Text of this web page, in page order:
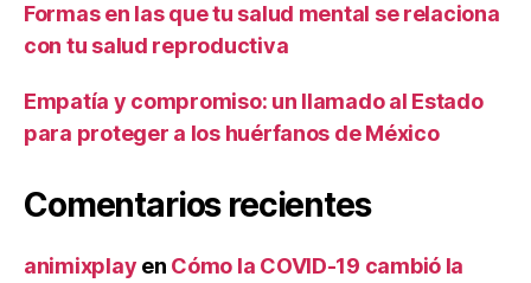
Formas en las que tu salud mental se relaciona
con tu salud reproductiva
Empatía y compromiso: un llamado al Estado
para proteger a los huérfanos de México
Comentarios recientes
animixplay en Cómo la COVID-19 cambió la